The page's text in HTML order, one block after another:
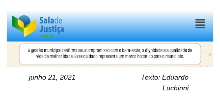
Menu
junho 21, 2021 Texto:Eduardo
Luchinni